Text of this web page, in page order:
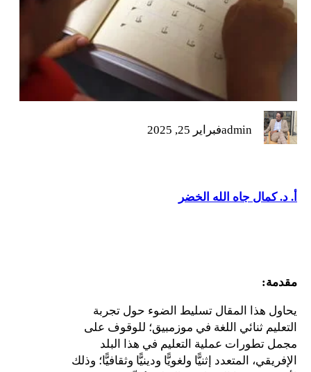
adminفبراير 25, 2025
أ. د. كمال جاه الله الخضر
مقدمة:
يحاول هذا المقال تسليط الضوء حول تجربة
التعليم ثنائي اللغة في موزمبيق؛ للوقوف على
مجمل تطورات عملية التعليم في هذا البلد
الإفريقي، المتعدد إثنيًّا ولغويًّا ودينيًّا وثقافيًّا؛ وذلك